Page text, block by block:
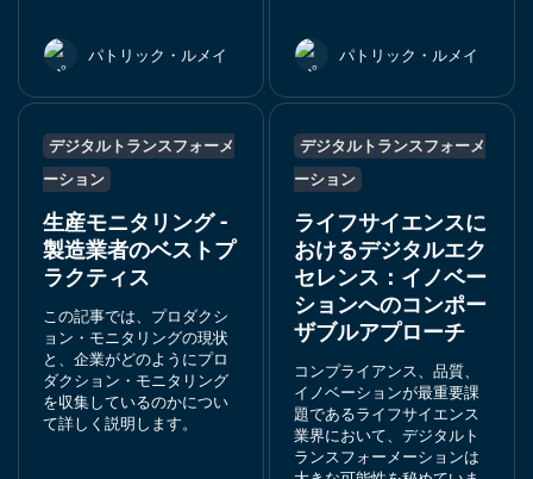
パトリック・ルメイ パトリック・ルメイ
デジタルトランスフォーメ
ーション
生産モニタリング -
製造業者のベストプ
ラクティス
この記事では、プロダクシ
ョン・モニタリングの現状
と、企業がどのようにプロ
ダクション・モニタリング
を収集しているのかについ
て詳しく説明します。
デジタルトランスフォーメ
ーション
ライフサイエンスに
おけるデジタルエク
セレンス：イノベー
ションへのコンポー
ザブルアプローチ
コンプライアンス、品質、
イノベーションが最重要課
題であるライフサイエンス
業界において、デジタルト
ランスフォーメーションは